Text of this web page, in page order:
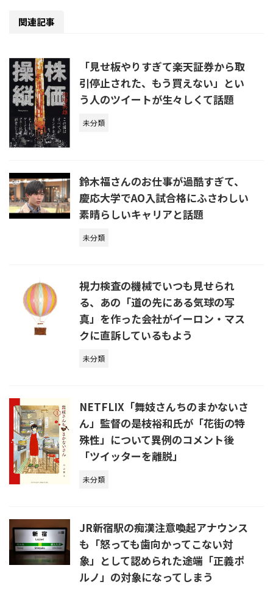
関連記事
「見せ板やりすぎて楽天証券から取
引停止された、もう買えない」とい
う人のツイートが生々しくて話題
未分類
鈴木福さんのお仕事が過酷すぎて、
慶応大学でAO入試合格にふさわしい
素晴らしいキャリアと話題
未分類
視力検査の機械でいつも見せられ
る、あの「道の先にある気球の写
真」を作った会社がイーロン・マス
クに直訴しているもよう
未分類
NETFLIX「舞妓さんちのまかないさ
ん」監督の是枝裕和氏が「花街の特
殊性」について異例のコメント後
「ツイッターを離脱」
未分類
JR新宿駅の痴漢注意喚起アナウンス
も「怒っても歯向かってこない対
象」として認められた途端「正義ポ
ルノ」の対象になってしまう